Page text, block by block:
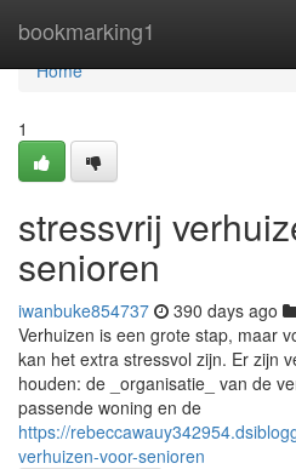
bookmarking1
Home
Home
1
stressvrij
senioren
iwanbuke854737 390 days ago
Verhuizen is een grote stap, maar
kan het extra stressvol zijn. Er zijn
houden: de _organisatie_ van de
passende woning en de
https://
verhuizen-voor-senioren